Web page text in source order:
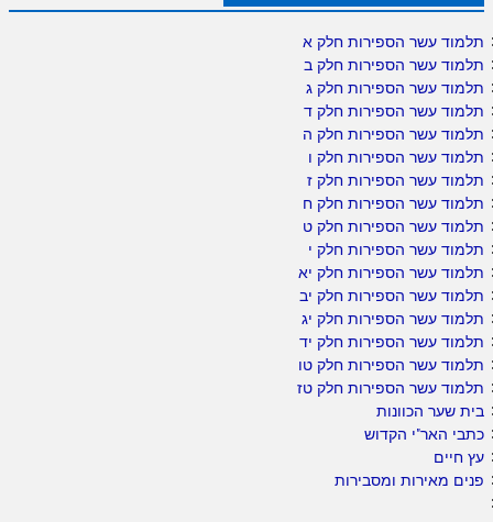
תלמוד עשר הספירות חלק א
תלמוד עשר הספירות חלק ב
תלמוד עשר הספירות חלק ג
תלמוד עשר הספירות חלק ד
תלמוד עשר הספירות חלק ה
תלמוד עשר הספירות חלק ו
תלמוד עשר הספירות חלק ז
תלמוד עשר הספירות חלק ח
תלמוד עשר הספירות חלק ט
תלמוד עשר הספירות חלק י
תלמוד עשר הספירות חלק יא
תלמוד עשר הספירות חלק יב
תלמוד עשר הספירות חלק יג
תלמוד עשר הספירות חלק יד
תלמוד עשר הספירות חלק טו
תלמוד עשר הספירות חלק טז
בית שער הכוונות
כתבי האר"י הקדוש
עץ חיים
פנים מאירות ומסבירות